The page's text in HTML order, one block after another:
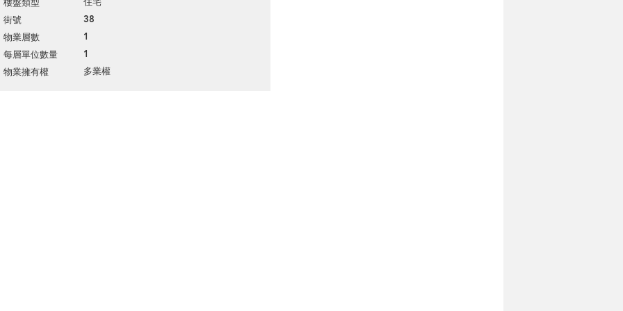
樓盤類型
街號 38
物業層數 1
每層單位數量 1
物業擁有權 多業權